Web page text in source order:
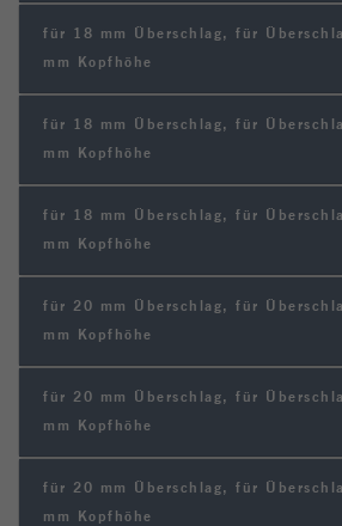
für 18 mm Überschlag, für
mm Kopfhöhe
für 18 mm Überschlag, für
mm Kopfhöhe
für 18 mm Überschlag, für
mm Kopfhöhe
für 20 mm Überschlag, für
mm Kopfhöhe
für 20 mm Überschlag, für
mm Kopfhöhe
für 20 mm Überschlag, für
mm Kopfhöhe